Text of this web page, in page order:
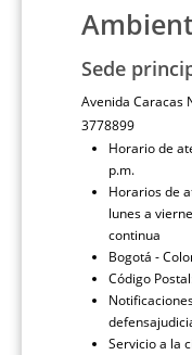
Sede
Avenida Caracas
3778899
Horario de
p.m.
Horarios de
lunes a
continua
Bogotá -
Código
Servicio a la